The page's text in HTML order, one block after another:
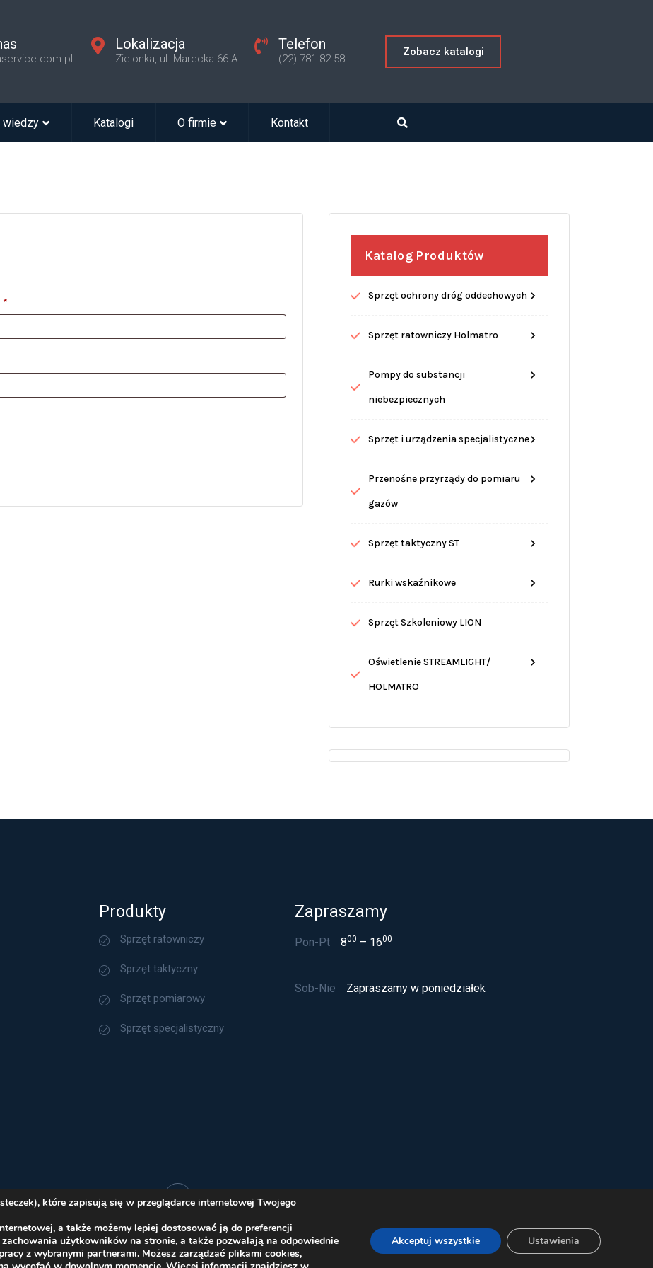
Lokalizacja
Zielonka, ul. Marecka 66 A
Telefon
(22) 781 82 58
Zobacz katalogi
wiedzy Katalogi O firmie Kontakt
*
Katalog Produktów
Sprzęt ochrony dróg oddechowych
Sprzęt ratowniczy Holmatro
Pompy do substancji
niebezpiecznych
Sprzęt i urządzenia specjalistyczne
Przenośne przyrządy do pomiaru
gazów
Sprzęt taktyczny ST
Rurki wskaźnikowe
Sprzęt Szkoleniowy LION
Oświetlenie STREAMLIGHT/
HOLMATRO
Produkty
Sprzęt ratowniczy
Sprzęt taktyczny
Sprzęt pomiarowy
Sprzęt specjalistyczny
Zapraszamy
Pon-Pt 800 – 1600
Sob-Nie Zapraszamy w poniedziałek
Polityka Cookies
sp. z o.o. 2026 Wszelkie prawa zastrzeżone
które zapisują się w przeglądarce internetowej Twojego
a także możemy lepiej dostosować ją do preferencji
użytkowników na stronie, a także pozwalają na odpowiednie
z wybranymi partnerami. Możesz zarządzać plikami cookies,
Akceptuj wszystkie Ustawienia